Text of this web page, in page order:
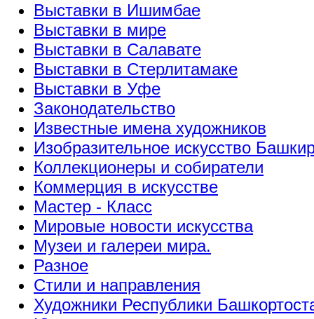
Выставки в Ишимбае
Выставки в мире
Выставки в Салавате
Выставки в Стерлитамаке
Выставки в Уфе
Законодательство
Известные имена художников
Изобразительное искусство
Коллекционеры и собиратели
Коммерция в искусстве
Мастер - Класс
Мировые новости искусства
Музеи и галереи мира.
Разное
Стили и направления
Художники Республики